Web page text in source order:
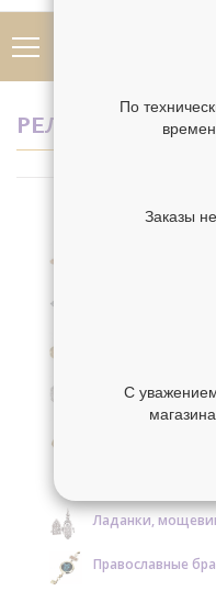
РЕЛИГИЯ
Образки и
Ладанки,
Православные
По
Заказы
С